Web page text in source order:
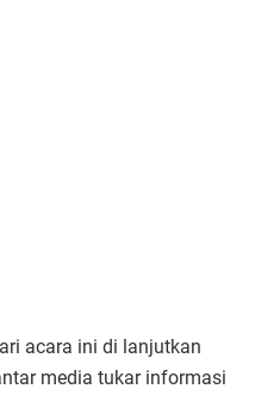
acara ini di lanjutkan
media tukar informasi